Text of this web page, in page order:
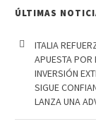
ÚLTIMAS
ITALIA
APUESTA POR
INVERSIÓN
SIGUE
LANZA UNA